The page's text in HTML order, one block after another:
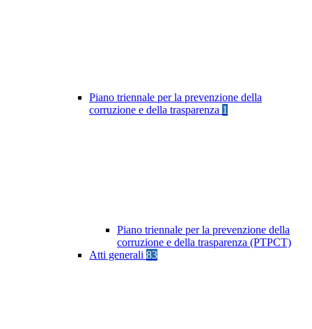
Piano triennale per la prevenzione della
corruzione e della trasparenza 1
Piano triennale per la prevenzione della
corruzione e della trasparenza (PTPCT)
Atti generali 83